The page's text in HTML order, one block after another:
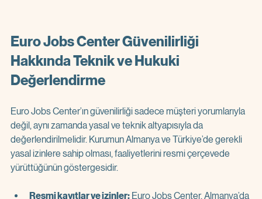
Euro Jobs Center Güvenilirliği
Hakkında Teknik ve Hukuki
Değerlendirme
Euro Jobs Center’ın güvenilirliği sadece müşteri yorumlarıyla
değil, aynı zamanda yasal ve teknik altyapısıyla da
değerlendirilmelidir. Kurumun Almanya ve Türkiye’de gerekli
yasal izinlere sahip olması, faaliyetlerini resmi çerçevede
yürüttüğünün göstergesidir.
Resmi kayıtlar ve izinler: Euro Jobs Center, Almanya’da